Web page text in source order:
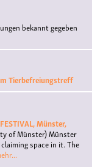
bekannt gegeben
Tierbefreiungstreff
Münster,
of Münster)Münster
space in it. The